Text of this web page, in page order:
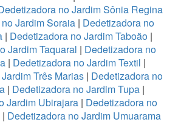
no Jardim Sônia Regina
Jardim Soraia| Dedetizadora no
| Dedetizadora no Jardim Taboão |
Jardim Taquaral | Dedetizadora no
| Dedetizadora no Jardim Textil |
Três Marias| Dedetizadora no
| Dedetizadora no Jardim Tupa|
Jardim Ubirajara | Dedetizadora no
| Dedetizadora no Jardim Umuarama